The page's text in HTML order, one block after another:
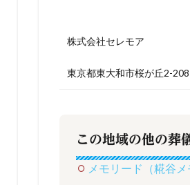
株式会社セレモア
東京都東大和市桜が丘2-
この地域の他の葬
メモリード（糀谷メ